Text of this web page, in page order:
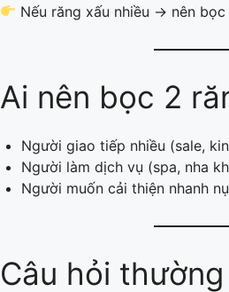
Nếu răng xấu nhiều → nên bọc
Ai nên bọc 2
Người giao tiếp nhiều (sale,
Người làm dịch vụ (spa, nha
Người muốn cải thiện nhanh
Câu hỏi thường